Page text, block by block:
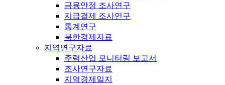
금융안정 조사연구
지급결제 조사연구
통계연구
북한경제자료
지역연구자료
주력산업 모니터링 보고서
조사연구자료
지역경제일지